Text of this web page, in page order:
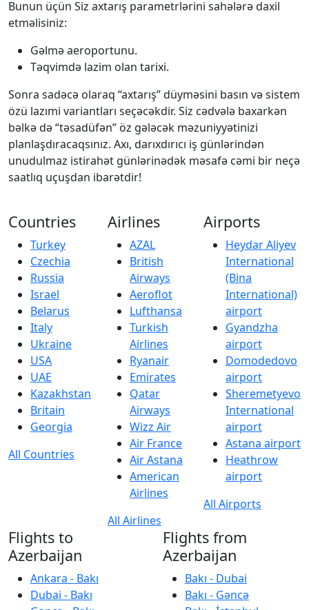
Bunun üçün Siz axtarış parametrlərini sahələrə daxil
etməlisiniz:
Gəlmə aeroportunu.
Təqvimdə lazim olan tarixi.
Sonra sadəcə olaraq “axtarış” düyməsini basın və sistem
özü lazımi variantları seçəcəkdir. Siz cədvələ baxarkən
bəlkə də “təsadüfən” öz gələcək məzuniyyətinizi
planlaşdıracaqsınız. Axı, darıxdırıcı iş günlərindən
unudulmaz istirahət günlərinədək məsafə cəmi bir neçə
saatlıq uçuşdan ibarətdir!
Countries
Turkey
Czechia
Russia
Israel
Belarus
Italy
Ukraine
USA
UAE
Kazakhstan
Britain
Georgia
All Countries
Airlines
AZAL
British
Airways
Aeroflot
Lufthansa
Turkish
Airlines
Ryanair
Emirates
Qatar
Airways
Wizz Air
Air France
Air Astana
American
Airlines
All Airlines
Airports
Heydar Aliyev
International
(Bina
International)
airport
Gyandzha
airport
Domodedovo
airport
Sheremetyevo
International
airport
Astana airport
Heathrow
airport
All Airports
Flights to
Azerbaijan
Ankara - Bakı
Dubai - Bakı
Flights from
Azerbaijan
Bakı - Dubai
Bakı - Gəncə